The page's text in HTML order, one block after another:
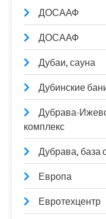
ДОСААФ
ДОСААФ
Дубаи, сауна
Дубинские
Дубрава-
комплекс
Дубрава, база
Европа
Евротехцентр